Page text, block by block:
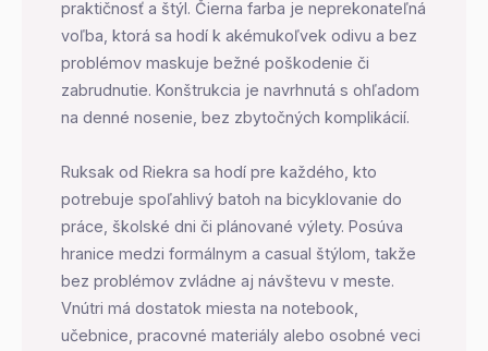
praktičnosť a štýl. Čierna farba je neprekonateľná
voľba, ktorá sa hodí k akémukoľvek odivu a bez
problémov maskuje bežné poškodenie či
zabrudnutie. Konštrukcia je navrhnutá s ohľadom
na denné nosenie, bez zbytočných komplikácií.
Ruksak od Riekra sa hodí pre každého, kto
potrebuje spoľahlivý batoh na bicyklovanie do
práce, školské dni či plánované výlety. Posúva
hranice medzi formálnym a casual štýlom, takže
bez problémov zvládne aj návštevu v meste.
Vnútri má dostatok miesta na notebook,
učebnice, pracovné materiály alebo osobné veci